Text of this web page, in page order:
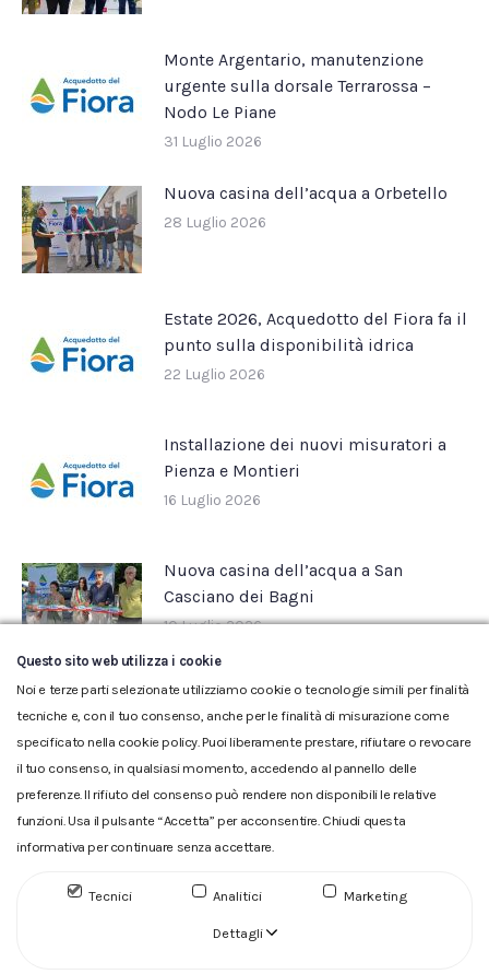
Monte Argentario, manutenzione
urgente sulla dorsale Terrarossa –
Nodo Le Piane
31 Luglio 2026
Nuova casina dell’acqua a Orbetello
28 Luglio 2026
Estate 2026, Acquedotto del Fiora fa il
punto sulla disponibilità idrica
22 Luglio 2026
Installazione dei nuovi misuratori a
Pienza e Montieri
16 Luglio 2026
Nuova casina dell’acqua a San
Casciano dei Bagni
10 Luglio 2026
Glossario|Privacy|Cookie|Reclamo
fiscale 00304790538 (P.IVA) già iscritta al n.10.029 - Capitale
Questo sito web utilizza i cookie
Noi e terze parti selezionate utilizziamo cookie o tecnologie simili per finalità
tecniche e, con il tuo consenso, anche per le finalità di misurazione come
specificato nella cookie policy. Puoi liberamente prestare, rifiutare o revocare
il tuo consenso, in qualsiasi momento, accedendo al pannello delle
preferenze. Il rifiuto del consenso può rendere non disponibili le relative
funzioni. Usa il pulsante “Accetta” per acconsentire. Chiudi questa
informativa per continuare senza accettare.
Tecnici Analitici Marketing
Dettagli